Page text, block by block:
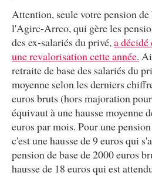
Attention, seule votre pension de
l'Agirc-Arrco, qui gère les
des ex-salariés du privé, a décidé
une revalorisation cette année.
retraite de base des salariés du
moyenne selon les derniers
euros bruts (hors majoration
équivaut à une hausse moyenne
euros par mois. Pour une
c'est une hausse de 9 euros qui
pension de base de 2000 euros
hausse de 18 euros qui est